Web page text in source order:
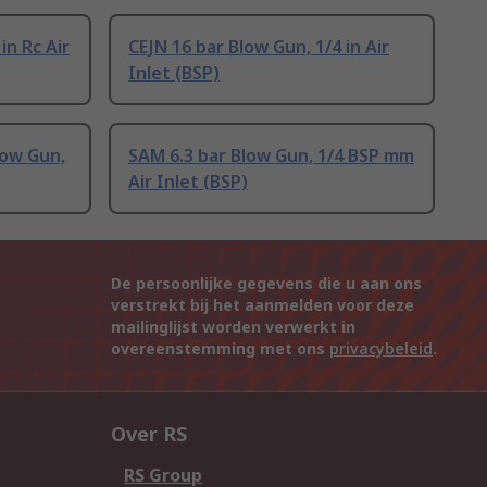
Rc Air
CEJN 16 bar Blow Gun, 1/4 in Air
Inlet (BSP)
Gun,
SAM 6.3 bar Blow Gun, 1/4 BSP mm
Air Inlet (BSP)
De persoonlijke gegevens die u aan ons
verstrekt bij het aanmelden voor deze
mailinglijst worden verwerkt in
overeenstemming met ons privacybeleid.
Over RS
RS Group